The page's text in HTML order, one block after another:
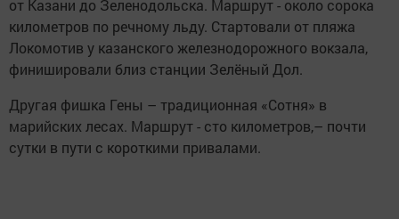
от Казани до Зеленодольска. Маршрут - около сорока
километров по речному льду. Стартовали от пляжа
Локомотив у казанского железнодорожного вокзала,
финишировали близ станции Зелёный Дол.
Другая фишка Гены – традиционная «Сотня» в
марийских лесах. Маршрут - сто километров,– почти
сутки в пути с короткими привалами.